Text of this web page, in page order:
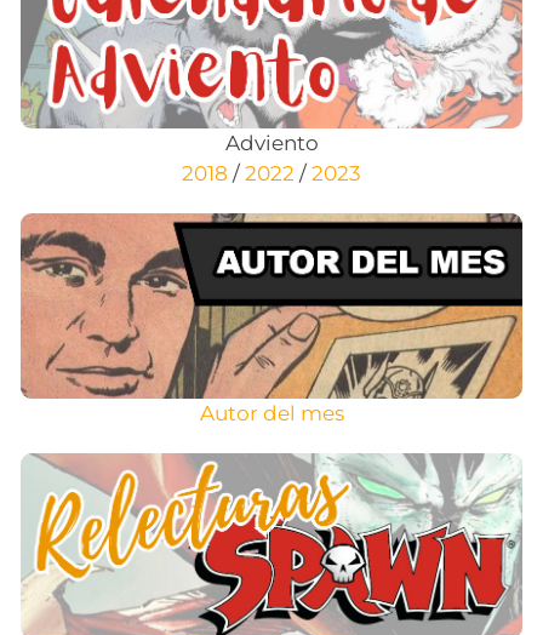
Adviento
2018 / 2022 / 2023
Autor del mes